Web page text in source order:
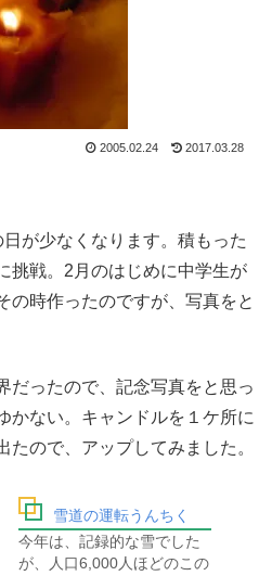
2005.02.24 2017.03.28
が少なくなります。積もった
挑戦。2月のはじめに中学生が
の時作ったのですが、写真をと
だったので、記念写真をと思っ
かない。キャンドルを１ケ所に
ので、アップしてみました。
雪道の運転うんちく
今年は、記録的な雪でした
が、人口6,000人ほどのこの